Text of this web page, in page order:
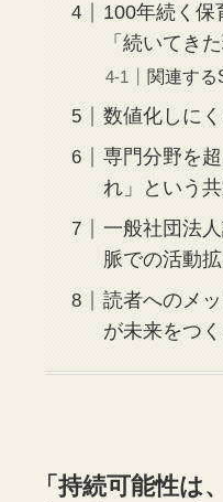
100年続く保
「続いてきた
関連する
数値化しに
専門分野を
れ」という
一般社団法
脈での活動
読者へのメ
が未来をつ
「持続可能性は